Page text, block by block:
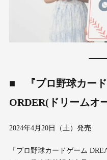
■
『プロ野球カー
ORDER(ドリームオ
2024年4月20日（土）発売
「プロ野球カードゲーム